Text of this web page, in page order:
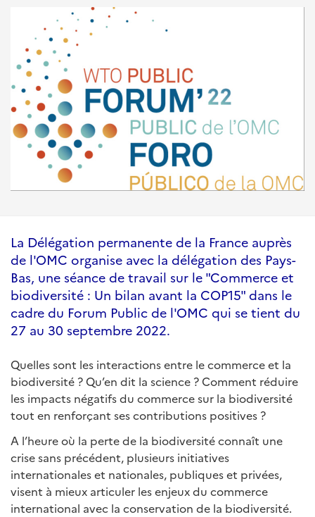
La Délégation permanente de la France auprès
de l'OMC organise avec la délégation des Pays-
Bas, une séance de travail sur le "Commerce et
biodiversité : Un bilan avant la COP15" dans le
cadre du Forum Public de l'OMC qui se tient du
27 au 30 septembre 2022.
Quelles sont les interactions entre le commerce et la
biodiversité ? Qu’en dit la science ? Comment réduire
les impacts négatifs du commerce sur la biodiversité
tout en renforçant ses contributions positives ?
A l’heure où la perte de la biodiversité connaît une
crise sans précédent, plusieurs initiatives
internationales et nationales, publiques et privées,
visent à mieux articuler les enjeux du commerce
international avec la conservation de la biodiversité.